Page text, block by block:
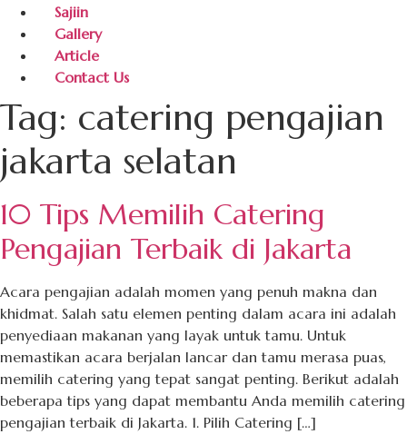
Sajiin
Gallery
Article
Contact Us
Tag: catering pengajian
jakarta selatan
10 Tips Memilih Catering
Pengajian Terbaik di Jakarta
Acara pengajian adalah momen yang penuh makna dan
khidmat. Salah satu elemen penting dalam acara ini adalah
penyediaan makanan yang layak untuk tamu. Untuk
memastikan acara berjalan lancar dan tamu merasa puas,
memilih catering yang tepat sangat penting. Berikut adalah
beberapa tips yang dapat membantu Anda memilih catering
pengajian terbaik di Jakarta. 1. Pilih Catering […]